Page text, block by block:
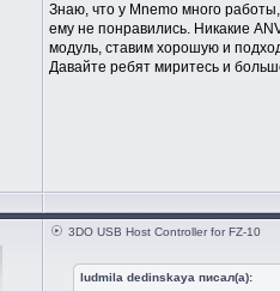
Знаю, что у Mnemo много
ему не понравились. Никакие
модуль, ставим хорошую и
Давайте ребят миритесь и
3DO USB Host Controller for FZ-10
ludmila dedinskaya писал(а):